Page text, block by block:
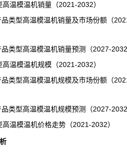
模温机销量（2021-2032）
高温模温机销量及市场份额（
高温模温机销量预测（2027-
模温机规模（2021-2032）
高温模温机规模及市场份额（
高温模温机规模预测（2027-
模温机价格走势（2021-2032）